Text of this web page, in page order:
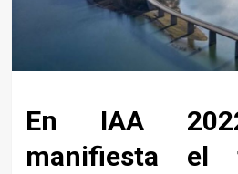
En IAA
manifiesta el